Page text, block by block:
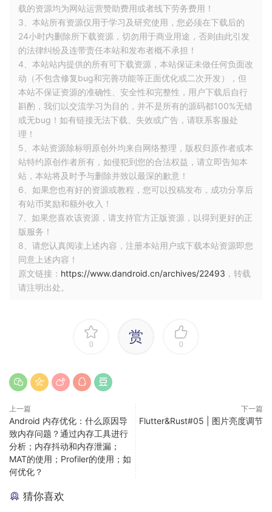
需要注意 Lambda 在 Compose 中也是稳定类型，即可以参与
参数比较。这对于理解强跳模式的作业也是一个关键知识点，
后文会介绍到
为什么不稳定类型不能跳过重组？
例如一个有 var 成员的 data class，当 var 成员变化时，重组
中无法通过 diff 发现实例的变化，此时本着错杀一千不放过一
起的原则，Compose 干脆将其视为不稳定类型，不生成 diff 代
码，也无法跳过重组，以确保渲染的正确。
如果我们有信心确保一个不稳定的类型不会发生预期外的变
更，可以通过 @Stable
定类型，这样，接收其作为参数的 Composable 仍然可以通过
diff 跳过重组。
为什么要有强跳模式？
区有无数反馈都是关于 “为什么参数没有变化但仍然触发了重
为了跳过不必要的重组，开发者们需要弄懂稳定类型、不稳定
类型等复杂概念，需要添加
组，对于那些三方库的类，无法添加注解的还要思考更 trick 的
方法来染过“不稳定类型无法跳过重组”这个规则限制。
根据二八原则，不稳定类型的状态被篡改可能只是少数，但是
连累八成没问题的 case 也无法跳过重组，开发者们为了为了提
升性能要付出更多编码成本，有些本末倒置。
一个好的框架，应该让开发者用最低的成本和最符合直觉方式
载的资源均为网站运营赞助费用或者线下劳务费用！
3、本站所有资源仅用于学习及研究使用，您必须在下载后的
24小时内删除所下载资源，切勿用于商业用途，否则由此引发
的法律纠纷及连带责任本站和发布者概不承担！
4、本站站内提供的所有可下载资源，本站保证未做任何负面改
动（不包含修复bug和完善功能等正面优化或二次开发），但
本站不保证资源的准确性、安全性和完整性，用户下载后自行
斟酌，我们以交流学习为目的，并不是所有的源码都100%无错
或无bug！如有链接无法下载、失效或广告，请联系客服处
理！
5、本站资源除标明原创外均来自网络整理，版权归原作者或本
站特约原创作者所有，如侵犯到您的合法权益，请立即告知本
站，本站将及时予与删除并致以最深的歉意！
6、如果您也有好的资源或教程，您可以投稿发布，成功分享后
有站币奖励和额外收入！
7、如果您喜欢该资源，请支持官方正版资源，以得到更好的正
版服务！
8、请您认真阅读上述内容，注册本站用户或下载本站资源即您
同意上述内容！
原文链接： https://www.dandroid.cn/archives/22493 ，转载
请注明出处。
0 赏 0
上一篇
Android 内存优化：什么原因导
致内存问题？通过内存工具进行
分析；内存抖动和内存泄漏；
MAT的使用；Profiler的使用；如
何优化？
下一篇
Flutter&Rust#05 | 图片亮度调节
猜你喜欢